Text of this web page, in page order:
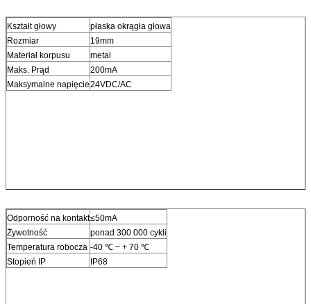
Kształt głowy
płaska okrągła głowa
Rozmiar
19mm
Materiał korpusu
metal
Maks. Prąd
200mA
Maksymalne napięcie24VDC/AC
Odporność na kontakt≤50mA
Żywotność
ponad 300 000 cykli
Temperatura robocza -40 ℃ ~ + 70 ℃
Stopień IP
IP68